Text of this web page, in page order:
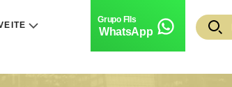
WhatsApp